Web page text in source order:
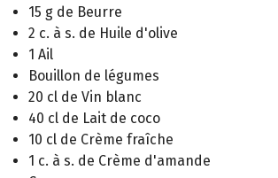
15 g de Beurre
2 c. à s. de Huile d'olive
1 Ail
Bouillon de légumes
20 cl de Vin blanc
40 cl de Lait de coco
10 cl de Crème fraîche
1 c. à s. de Crème d'amande